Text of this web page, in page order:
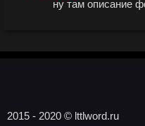
ну там описание
2015 - 2020 © lttlword.ru